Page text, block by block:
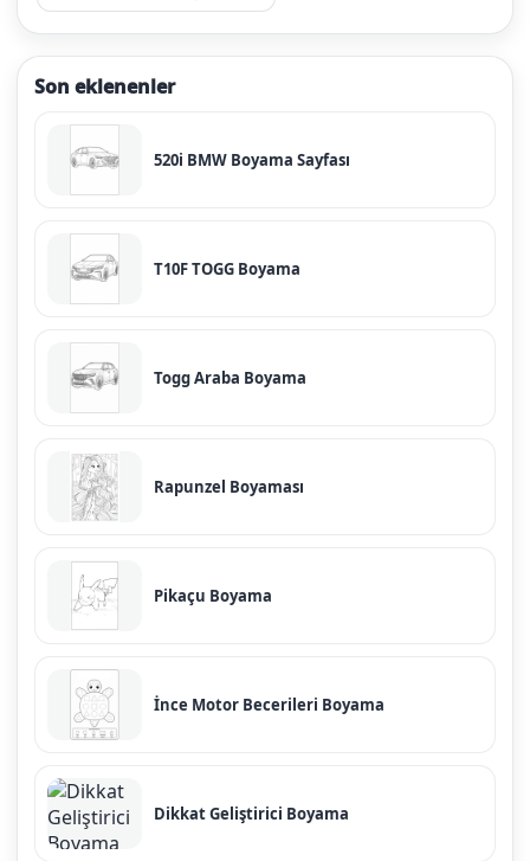
Son eklenenler
520i BMW Boyama Sayfası
T10F TOGG Boyama
Togg Araba Boyama
Rapunzel Boyaması
Pikaçu Boyama
İnce Motor Becerileri Boyama
Dikkat Geliştirici Boyama